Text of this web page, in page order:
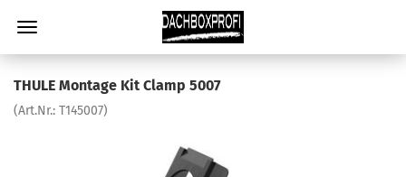
THULE Montage Kit Clamp 5007
(Art.Nr.: T145007)